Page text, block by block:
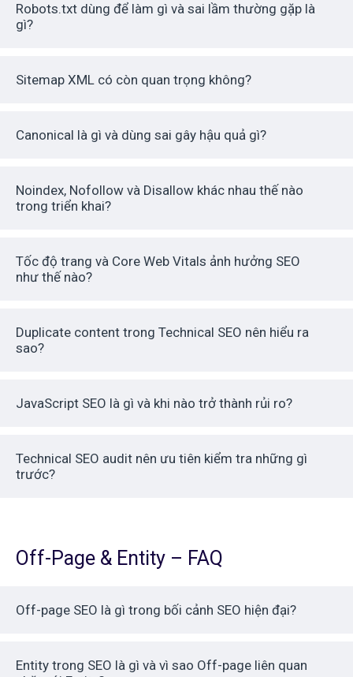
Robots.txt dùng để làm gì và sai lầm thường gặp là
gì?
Sitemap XML có còn quan trọng không?
Canonical là gì và dùng sai gây hậu quả gì?
Noindex, Nofollow và Disallow khác nhau thế nào
trong triển khai?
Tốc độ trang và Core Web Vitals ảnh hưởng SEO
như thế nào?
Duplicate content trong Technical SEO nên hiểu ra
sao?
JavaScript SEO là gì và khi nào trở thành rủi ro?
Technical SEO audit nên ưu tiên kiểm tra những gì
trước?
Off-Page & Entity – FAQ
Off-page SEO là gì trong bối cảnh SEO hiện đại?
Entity trong SEO là gì và vì sao Off-page liên quan